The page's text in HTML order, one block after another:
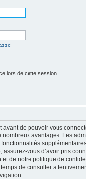
lors de cette session
avant de pouvoir vous
nombreux avantages. Les
assurez-vous d’avoir pris
et de notre politique de
de consulter